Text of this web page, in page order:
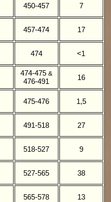
450-457 7
457-474 17
474 <1
474-475 &
476-491 16
475-476 1,5
491-518 27
518-527 9
527-565 38
565-578 13